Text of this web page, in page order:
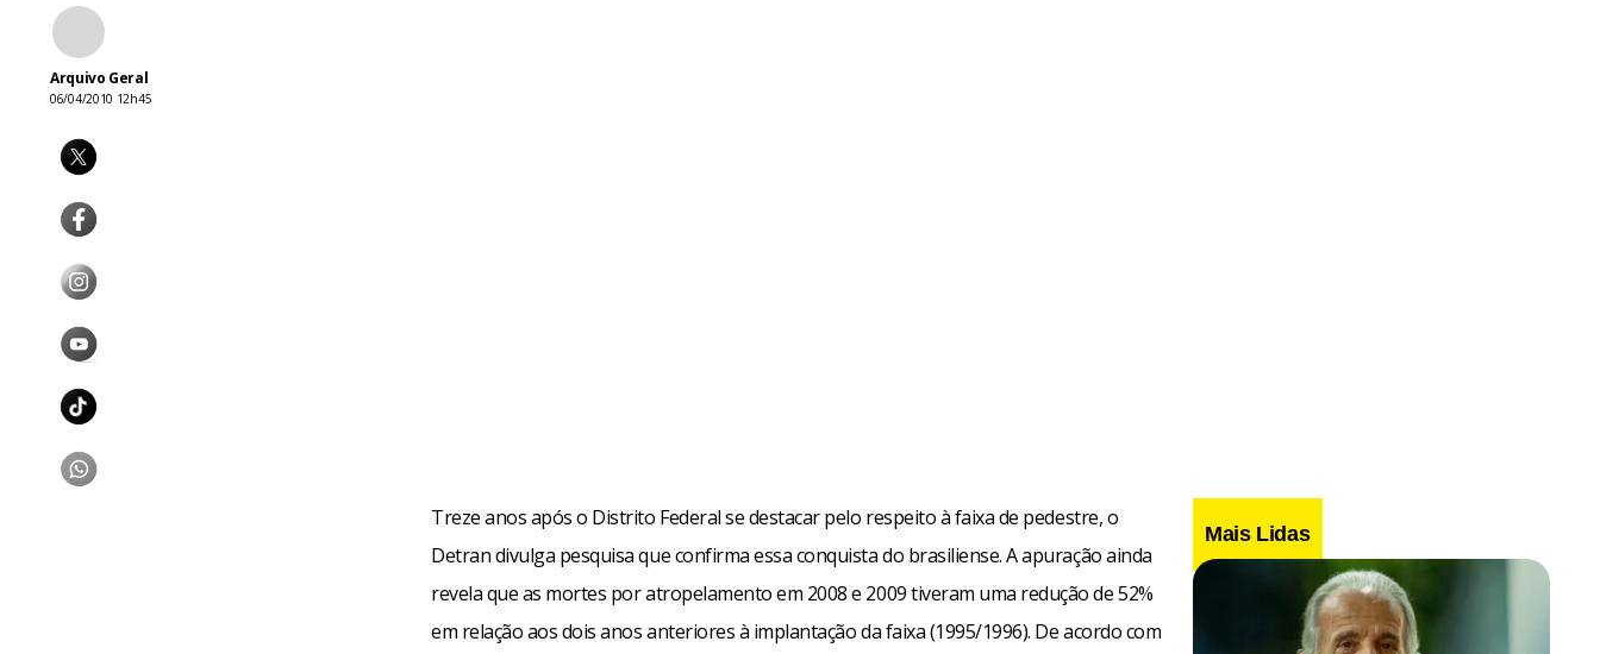
Arquivo Geral
06/04/2010 12h45
Treze anos após o Distrito Federal se destacar pelo respeito à faixa de pedestre, o
Detran divulga pesquisa que confirma essa conquista do brasiliense. A apuração ainda
revela que as mortes por atropelamento em 2008 e 2009 tiveram uma redução de 52%
em relação aos dois anos anteriores à implantação da faixa (1995/1996). De acordo com
Mais Lidas